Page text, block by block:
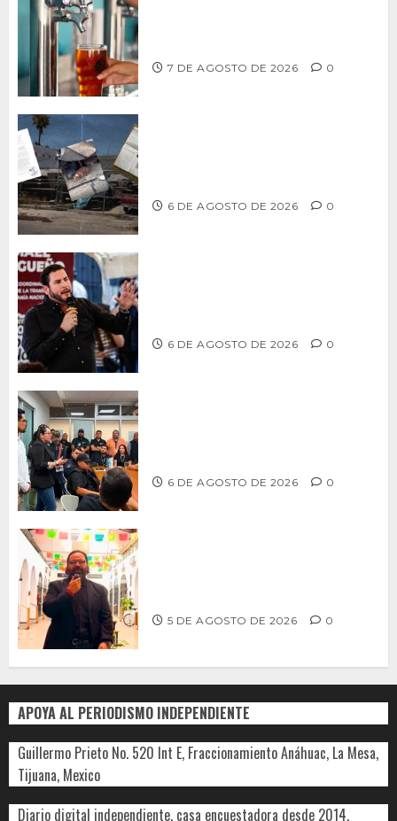
7 DE AGOSTO DE 2026 0
6 DE AGOSTO DE 2026 0
6 DE AGOSTO DE 2026 0
6 DE AGOSTO DE 2026 0
5 DE AGOSTO DE 2026 0
APOYA AL PERIODISMO INDEPENDIENTE
Guillermo Prieto No. 520 Int E, Fraccionamiento Anáhuac, La Mesa,
Tijuana, Mexico
Diario digital independiente, casa encuestadora desde 2014,